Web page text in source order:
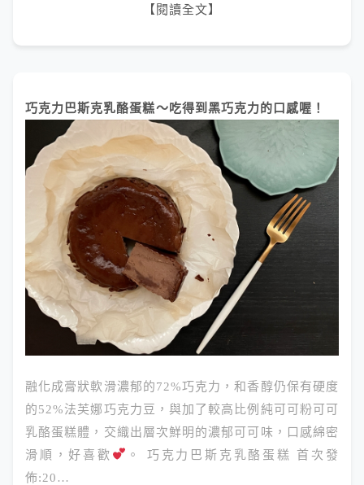
【閱讀全文】
巧克力巴斯克乳酪蛋糕～吃得到黑巧克力的口感喔！
融化成膏狀軟滑濃郁的72%巧克力，和香醇仍保有硬度
的52%法芙娜巧克力豆，與加了較高比例純可可粉可可
乳酪蛋糕體，交織出層次鮮明的濃郁可可味，口感綿密
滑順，好喜歡
。 巧克力巴斯克乳酪蛋糕 首次發
佈:20…